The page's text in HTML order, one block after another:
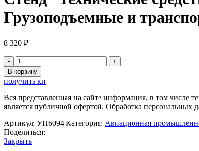
Грузоподъемные и
8 320 ₽
Количество
товара
Стенд
"Технические
средства
аэродромного
обслуживания
летательных
аппаратов.
Грузоподъемные
В корзину
получить кп
Вся представленная на сайте информация, в том числе
является публичной офертой. Обработка персональных
Артикул: УП6094 Категория: Авиационная
Поделиться:
Закрыть